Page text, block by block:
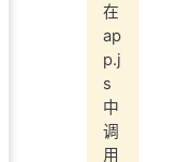
在
ap
p.j
s
中
调
用